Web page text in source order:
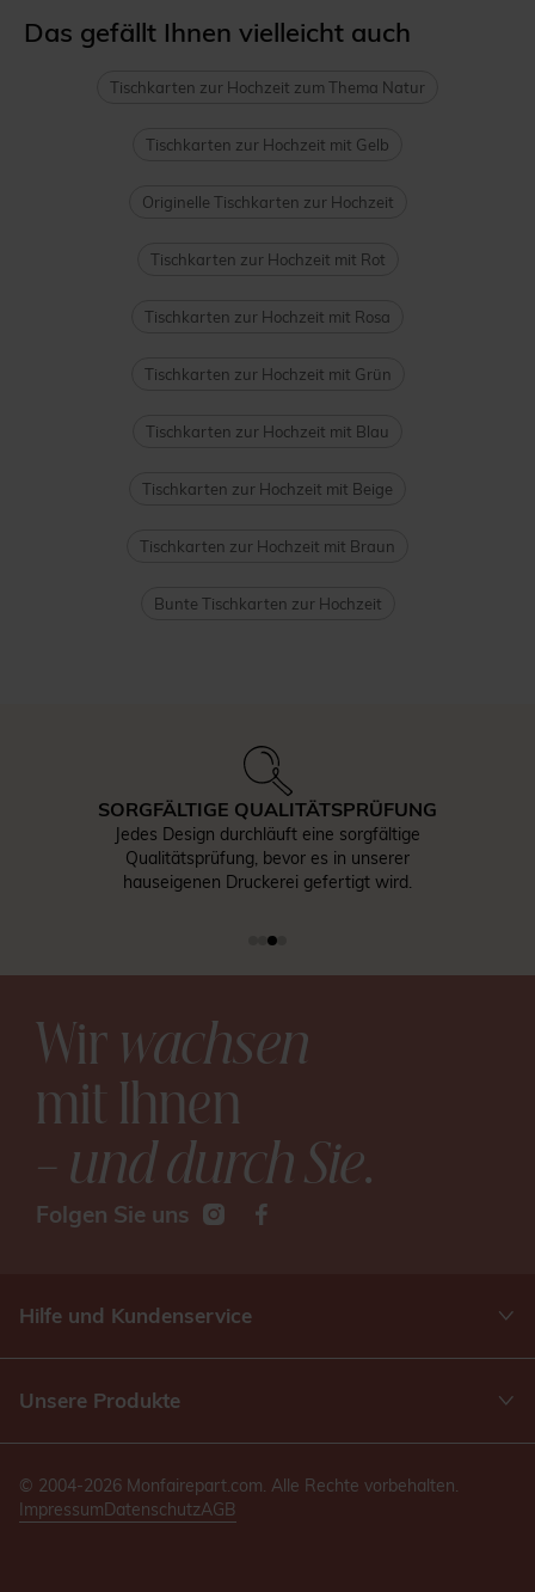
Das gefällt Ihnen vielleicht auch
Tischkarten zur Hochzeit zum Thema Natur
Tischkarten zur Hochzeit mit Gelb
Originelle Tischkarten zur Hochzeit
Tischkarten zur Hochzeit mit Rot
Tischkarten zur Hochzeit mit Rosa
Tischkarten zur Hochzeit mit Grün
Tischkarten zur Hochzeit mit Blau
Tischkarten zur Hochzeit mit Beige
Tischkarten zur Hochzeit mit Braun
Bunte Tischkarten zur Hochzeit
SORGFÄLTIGE QUALITÄTSPRÜFUNG
Jedes Design durchläuft eine sorgfältige
Qualitätsprüfung, bevor es in unserer
hauseigenen Druckerei gefertigt wird.
Wirwachsen
mit Ihnen
– und durch Sie.
Folgen Sie uns
Hilfe und Kundenservice
Unsere Produkte
© 2004-2026 Monfairepart.com. Alle Rechte vorbehalten.
ImpressumDatenschutzAGB